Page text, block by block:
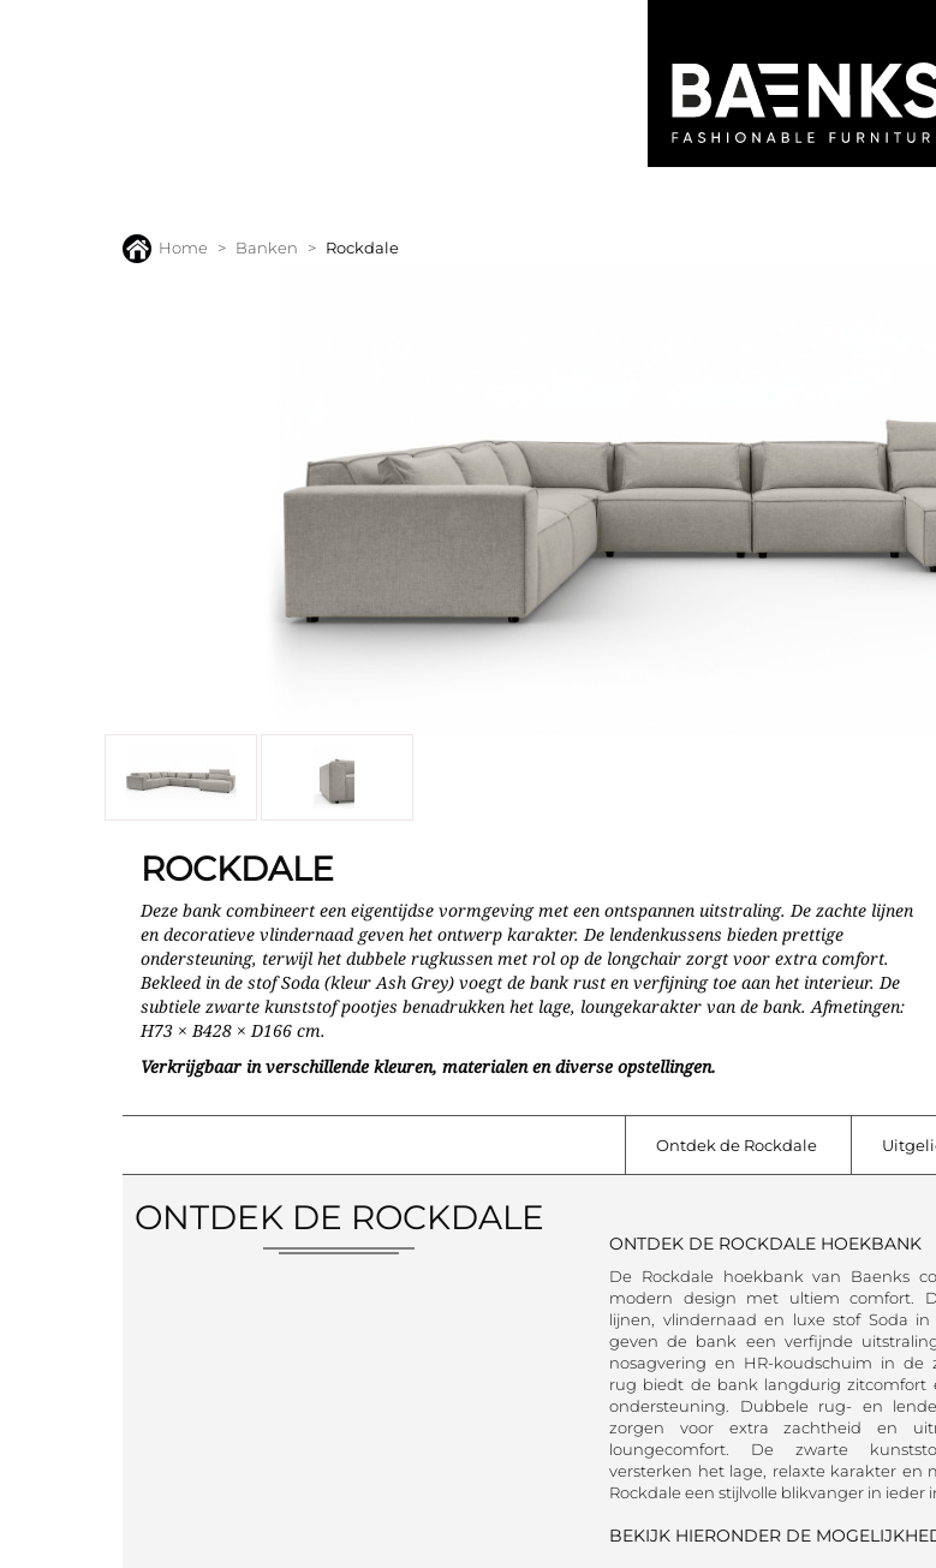
Home Banken Rockdale
ROCKDALE
Deze bank combineert een eigentijdse vormgeving met een ontspannen uitstraling. De zachte lijnen
en decoratieve vlindernaad geven het ontwerp karakter. De lendenkussens bieden prettige
ondersteuning, terwijl het dubbele rugkussen met rol op de longchair zorgt voor extra comfort.
Bekleed in de stof Soda (kleur Ash Grey) voegt de bank rust en verfijning toe aan het interieur. De
subtiele zwarte kunststof pootjes benadrukken het lage, loungekarakter van de bank. Afmetingen:
H73 × B428 × D166 cm.
Verkrijgbaar in verschillende kleuren, materialen en diverse opstellingen.
Ontdek de Rockdale
ONTDEK DE ROCKDALE
ONTDEK DE ROCKDALE HOEKBANK
De Rockdale hoekbank van Baenks
modern design met ultiem comfort.
lijnen, vlindernaad en luxe stof Soda in
geven de bank een verfijnde
nosagvering en HR-koudschuim in de
rug biedt de bank langdurig zitcomfort
ondersteuning. Dubbele rug- en
zorgen voor extra zachtheid en
loungecomfort. De zwarte
versterken het lage, relaxte karakter en
Rockdale een stijlvolle blikvanger in ieder
BEKIJK HIERONDER DE